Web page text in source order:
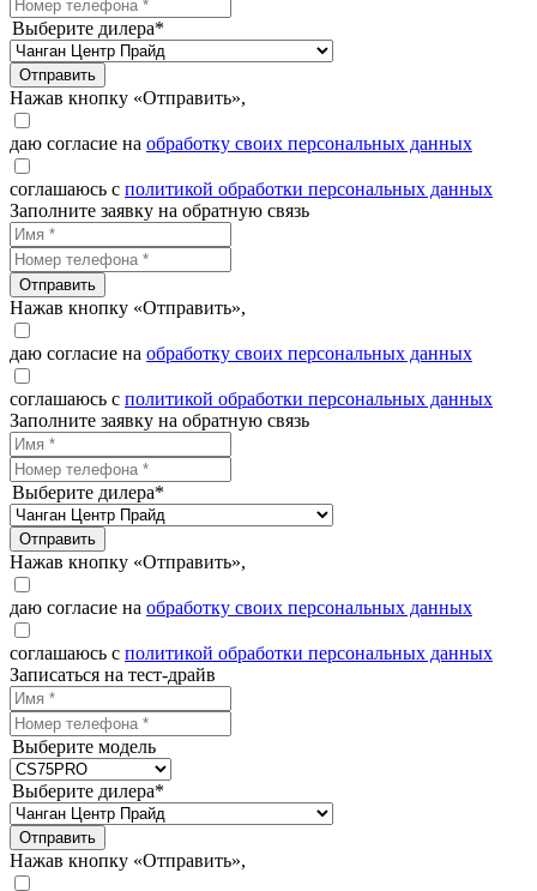
Выберите дилера*
Отправить
Нажав кнопку «Отправить»,
даю согласие на обработку своих персональных данных
соглашаюсь с политикой обработки персональных данных
Заполните заявку на обратную связь
Отправить
Нажав кнопку «Отправить»,
даю согласие на обработку своих персональных данных
соглашаюсь с политикой обработки персональных данных
Заполните заявку на обратную связь
Выберите дилера*
Отправить
Нажав кнопку «Отправить»,
даю согласие на обработку своих персональных данных
соглашаюсь с политикой обработки персональных данных
Записаться на тест-драйв
Выберите модель
Выберите дилера*
Отправить
Нажав кнопку «Отправить»,